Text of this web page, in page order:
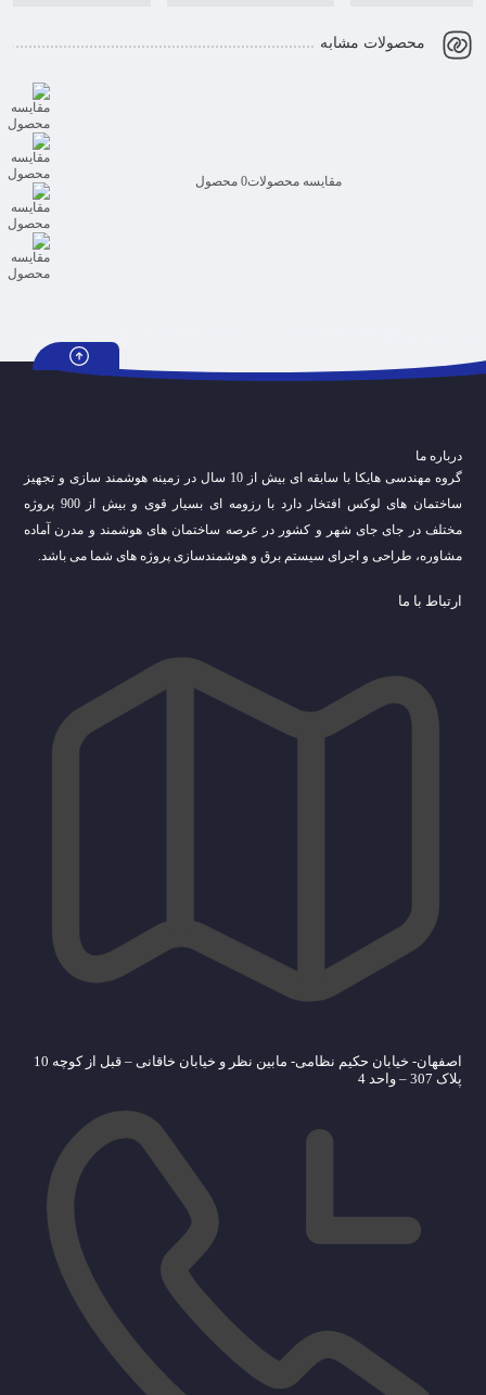
محصولات مشابه
مقایسه محصولات0 محصول
درباره ما
گروه مهندسی هایکا با سابقه ای بیش از 10 سال در زمینه هوشمند سازی و تجهیز
ساختمان های لوکس افتخار دارد با رزومه ای بسیار قوی و بیش از 900 پروژه
مختلف در جای جای شهر و کشور در عرصه ساختمان های هوشمند و مدرن آماده
مشاوره، طراحی و اجرای سیستم برق و هوشمندسازی پروژه های شما می باشد.
ارتباط با ما
اصفهان- خیابان حکیم نظامی- مابین نظر و خیابان خاقانی – قبل از کوچه 10
پلاک 307 – واحد 4